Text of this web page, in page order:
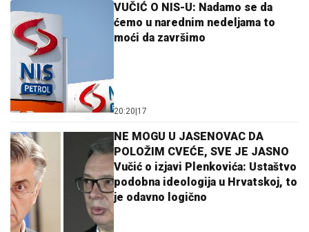
VUČIĆ O NIS-U: Nadamo se da
ćemo u narednim nedeljama to
moći da završimo
20:20 17
NE MOGU U JASENOVAC DA
POLOŽIM CVEĆE, SVE JE JASNO
Vučić o izjavi Plenkovića: Ustaštvo
podobna ideologija u Hrvatskoj, to
je odavno logično